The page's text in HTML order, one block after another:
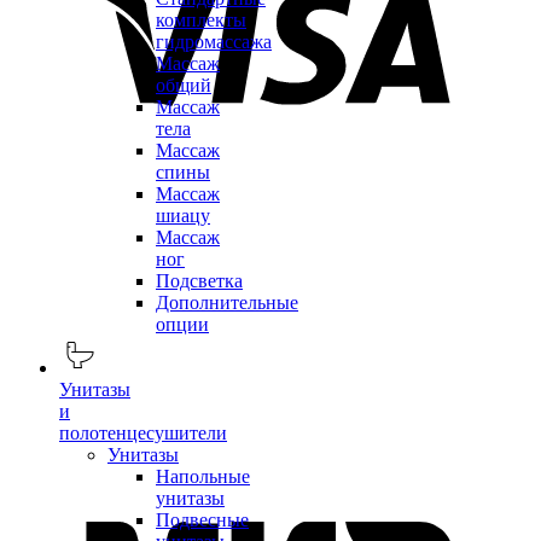
комплекты
гидромассажа
Массаж
общий
Массаж
тела
Массаж
спины
Массаж
шиацу
Массаж
ног
Подсветка
Дополнительные
опции
Унитазы
и
полотенцесушители
Унитазы
Напольные
унитазы
Подвесные